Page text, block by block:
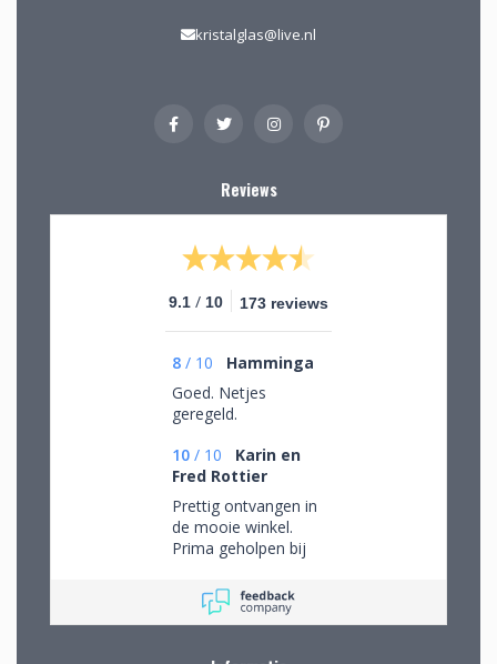
kristalglas@live.nl
Reviews
9.1 / 10 173 reviews
8 / 10
Hamminga
Goed. Netjes
geregeld.
10 / 10
Karin en
Fred Rottier
Prettig ontvangen in
de mooie winkel.
Prima geholpen bij
schitterend glaswerk